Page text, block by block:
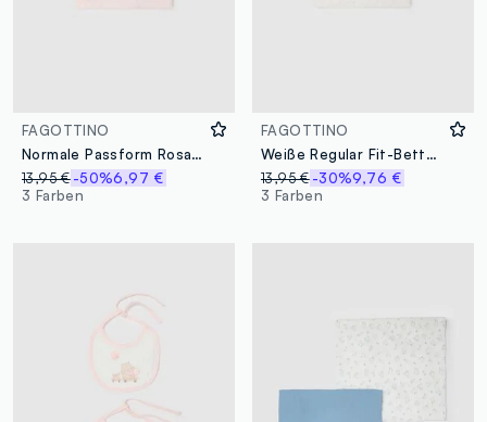
FAGOTTINO
Normale Passform Rosa Bettdecke für Kinderbett
13,95 €-50%6,97 €
3 Farben
FAGOTTINO
Weiße Regular Fit-Bettdeckenbezug für Wiege
13,95 € -30%9,76 €
3 Farben